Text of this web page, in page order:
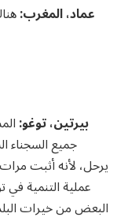
عماد، المغرب:
بيرتين، توغو:
جميع السجناء
يرحل، لأنه أثبت
عملية التنمية
البعض من خيرات